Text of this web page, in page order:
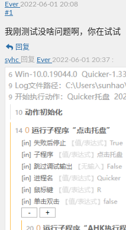
Ever2022-06-01 20:08
#1
我刚测试没啥问题啊，你在试试
回复
syhc 回复 Ever 2022-06-01 20:37 :